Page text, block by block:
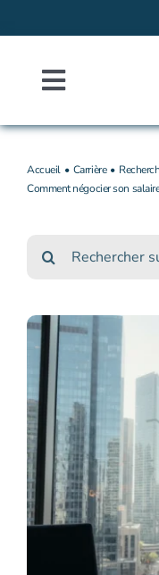
au
contenu
Toggle
Accueil
À propos
Contact
Accueil Carrière
Comment négocier son
Rechercher :